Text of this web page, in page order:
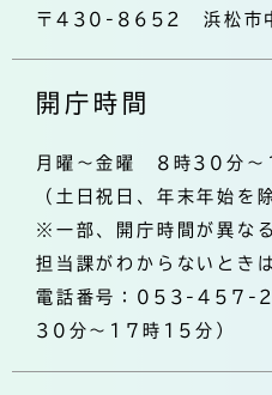
〒430-8652 浜松市
開庁時間
月曜～金曜 8時30分
（土日祝日、年末年始を
※一部、開庁時間が異な
担当課がわからないとき
電話番号：053-457-
30分～17時15分）